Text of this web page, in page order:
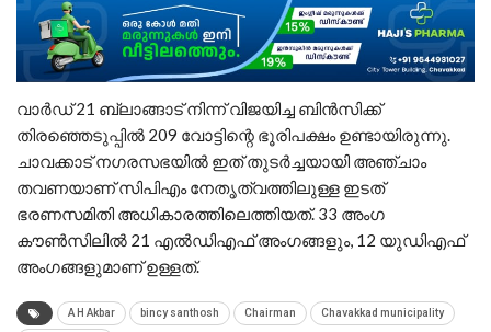
വാർഡ് 21 ബ്ലാങ്ങാട് നിന്ന് വിജയിച്ച ബിൻസിക്ക്
തിരഞ്ഞെടുപ്പിൽ 209 വോട്ടിന്റെ ഭൂരിപക്ഷം ഉണ്ടായിരുന്നു.
ചാവക്കാട് നഗരസഭയിൽ ഇത് തുടർച്ചയായി അഞ്ചാം
തവണയാണ് സിപിഎം നേതൃത്വത്തിലുള്ള ഇടത്
ഭരണസമിതി അധികാരത്തിലെത്തിയത്. 33 അംഗ
കൗൺസിലിൽ 21 എൽഡിഎഫ് അംഗങ്ങളും, 12 യുഡിഎഫ്
അംഗങ്ങളുമാണ് ഉള്ളത്.
A H Akbar bincy santhosh Chairman Chavakkad municipality